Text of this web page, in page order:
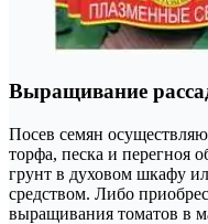
Выращивание
Посев семян
торфа, песка и перегноя
грунт в духовом шкафу
средством. Либо
выращивания томатов в